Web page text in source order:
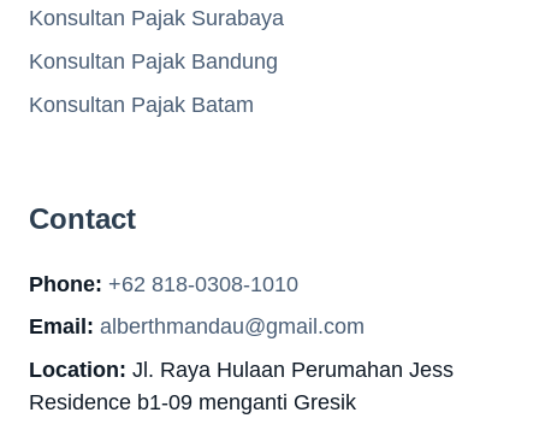
Konsultan Pajak Surabaya
Konsultan Pajak Bandung
Konsultan Pajak Batam
Contact
Phone: +62 818-0308-1010
Email: alberthmandau@gmail.com
Location: Jl. Raya Hulaan Perumahan Jess
Residence b1-09 menganti Gresik